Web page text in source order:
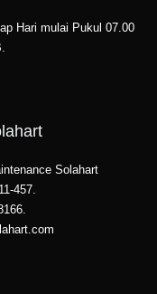
Hari mulai Pukul 07.00
Solahart
457.